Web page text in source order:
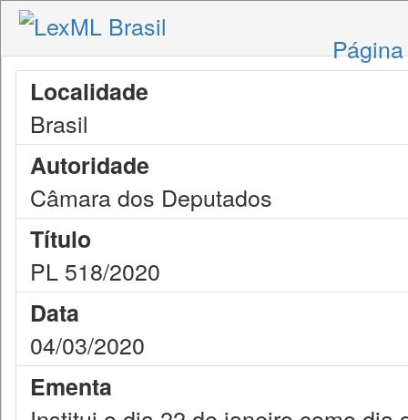
Localidade
Brasil
Autoridade
Câmara dos Deputados
Título
PL 518/2020
Data
04/03/2020
Ementa